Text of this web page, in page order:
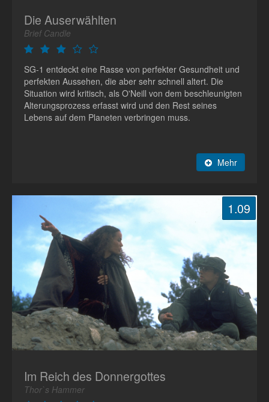
Die Auserwählten
Brief Candle
SG-1 entdeckt eine Rasse von perfekter Gesundheit und
perfekten Aussehen, die aber sehr schnell altert. Die
Situation wird kritisch, als O'Neill von dem beschleunigten
Alterungsprozess erfasst wird und den Rest seines
Lebens auf dem Planeten verbringen muss.
Mehr
1.09
Im Reich des Donnergottes
Thor`s Hammer